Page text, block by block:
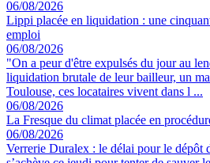
06/08/2026
Lippi placée en liquidation : une
emploi
06/08/2026
"On a peur d'être expulsés du jour au
liquidation brutale de leur bailleur, un
Toulouse, ces locataires vivent dans l ...
06/08/2026
La Fresque du climat placée en
06/08/2026
Verrerie Duralex : le délai pour le dépôt